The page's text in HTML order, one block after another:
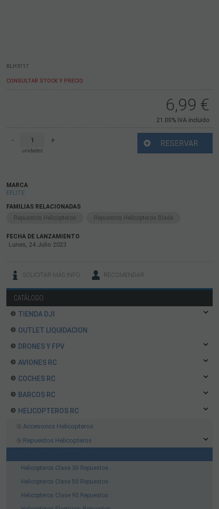
BLH3117
CONSULTAR STOCK Y PRECIO
6,99 €
21.00% IVA incluido
-
unidades
+ RESERVAR
MARCA
EFLITE
FAMILIAS RELACIONADAS
Repuestos Helicopteros
Repuestos Helicopteros Blade
FECHA DE LANZAMIENTO
Lunes, 24 Julio 2023
SOLICITAR MÁS INFO RECOMENDAR
CATÁLOGO
TIENDA DJI
OUTLET LIQUIDACION
DRONES Y FPV
AVIONES RC
COCHES RC
BARCOS RC
HELICOPTEROS RC
Accesorios Helicopteros
Repuestos Helicopteros
Helicopteros Clase 30 Repuestos
Helicopteros Clase 50 Repuestos
Helicopteros Clase 90 Repuestos